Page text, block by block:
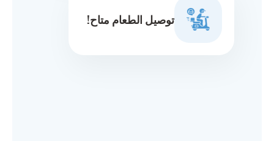
توصيل الطعام متاح!